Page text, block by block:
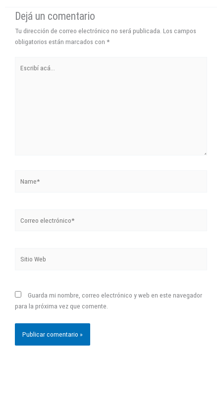
Dejá un comentario
Tu dirección de correo electrónico no será publicada. Los campos
obligatorios están marcados con *
acá...
electrónico*
Web
Guarda mi nombre, correo electrónico y web en este navegador
para la próxima vez que comente.